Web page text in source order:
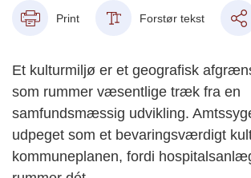
Print Forstør tekst
Et kulturmiljø er et geografisk
som rummer væsentlige træk fra en
samfundsmæssig udvikling.
udpeget som et bevaringsværdigt
kommuneplanen, fordi